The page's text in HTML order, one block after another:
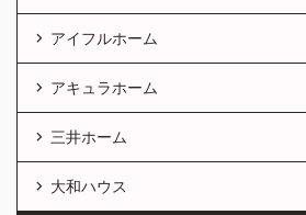
アイフルホーム
アキュラホーム
三井ホーム
大和ハウス